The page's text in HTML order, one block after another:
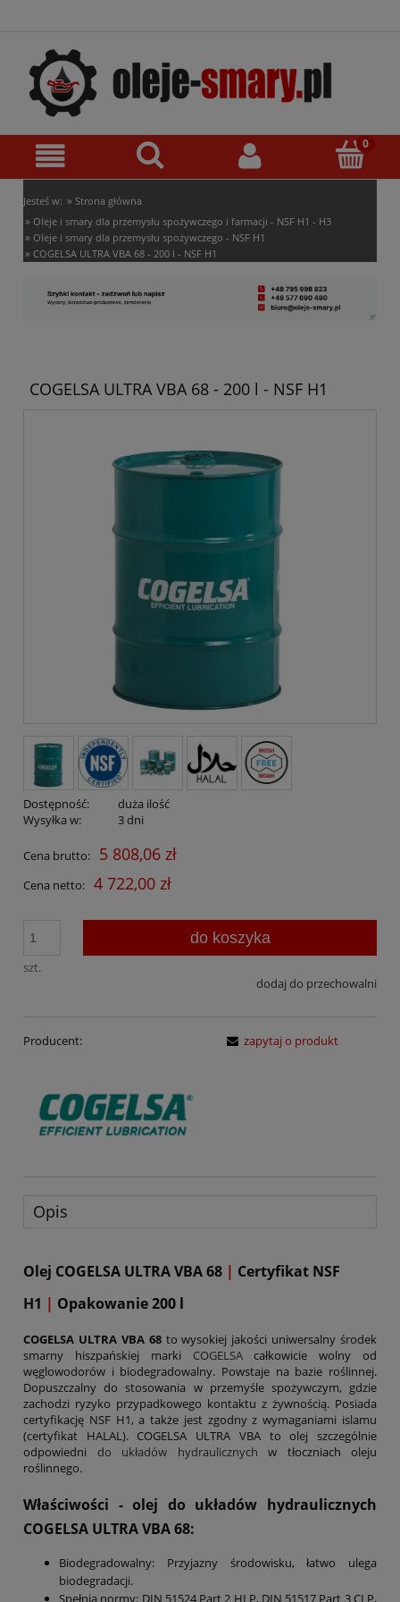
Jesteś w: » Strona główna
» Oleje i smary dla przemysłu spożywczego i farmacji - NSF H1 - H3
» Oleje i smary dla przemysłu spożywczego - NSF H1
» COGELSA ULTRA VBA 68 - 200 l - NSF H1
COGELSA ULTRA VBA 68 - 200 l - NSF H1
Dostępność:
duża ilość
Wysyłka w:
3 dni
Cena brutto: 5 808,06 zł
Cena netto: 4 722,00 zł
szt.
do koszyka
dodaj do przechowalni
Producent: zapytaj o produkt
Opis
Olej COGELSA ULTRA VBA 68 | Certyfikat NSF
H1 | Opakowanie 200 l
COGELSA ULTRA VBA 68 to wysokiej jakości uniwersalny środek
smarny hiszpańskiej marki COGELSAcałkowicie wolny od
węglowodorów i biodegradowalny. Powstaje na bazie roślinnej.
Dopuszczalny do stosowania w przemyśle spożywczym, gdzie
zachodzi ryzyko przypadkowego kontaktu z żywnością. Posiada
certyfikację NSF H1, a także jest zgodny z wymaganiami islamu
(certyfikat HALAL). COGELSA ULTRA VBA to olej szczególnie
odpowiedni do układów hydraulicznych w tłoczniach oleju
roślinnego.
Właściwości - olej do układów hydraulicznych
COGELSA ULTRA VBA 68:
Biodegradowalny: Przyjazny środowisku, łatwo ulega
biodegradacji.
Spełnia normy: DIN 51524 Part 2 HLP, DIN 51517 Part 3 CLP,